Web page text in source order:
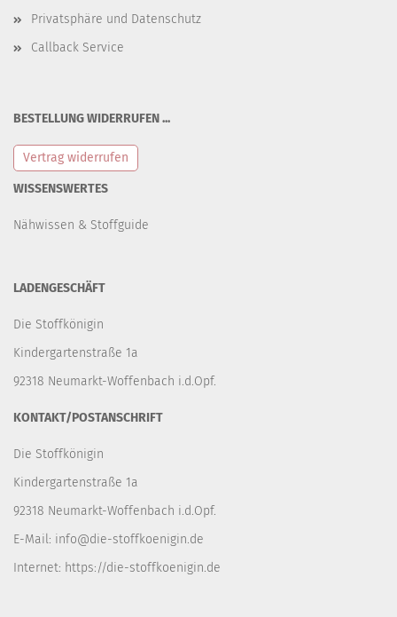
Privatsphäre und Datenschutz
Callback Service
BESTELLUNG WIDERRUFEN ...
Vertrag widerrufen
WISSENSWERTES
Nähwissen & Stoffguide
LADENGESCHÄFT
Die Stoffkönigin
Kindergartenstraße 1a
92318 Neumarkt-Woffenbach i.d.Opf.
KONTAKT/POSTANSCHRIFT
Die Stoffkönigin
Kindergartenstraße 1a
92318 Neumarkt-Woffenbach i.d.Opf.
E-Mail: info@die-stoffkoenigin.de
Internet: https://die-stoffkoenigin.de